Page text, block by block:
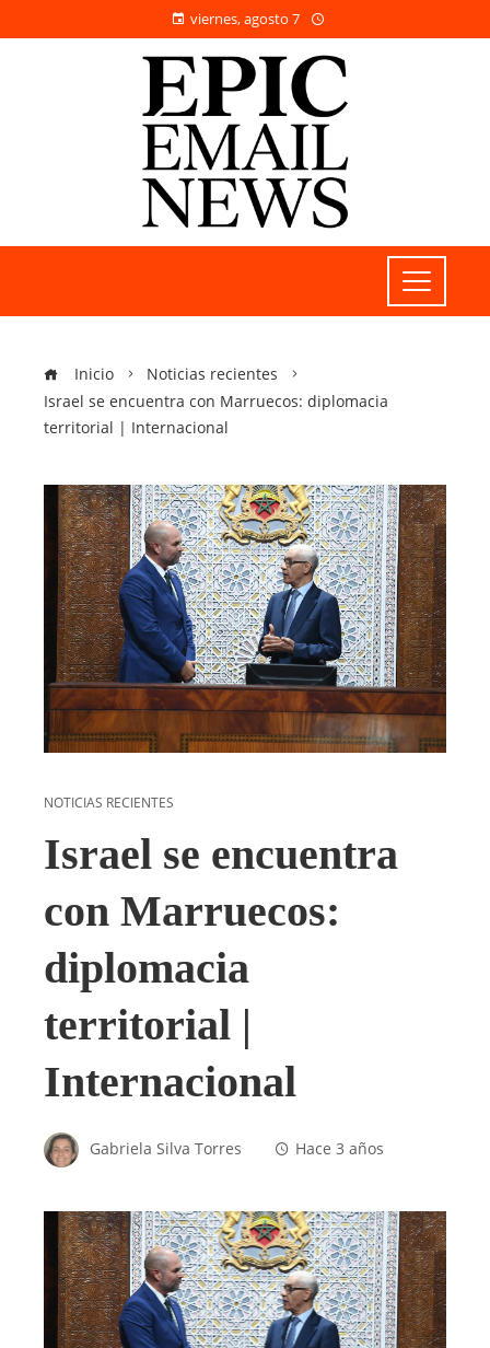
viernes, agosto 7
Inicio
Noticias recientes
Israel se encuentra con Marruecos: diplomacia
territorial | Internacional
NOTICIAS RECIENTES
Israel se encuentra
con Marruecos:
diplomacia
territorial |
Internacional
Gabriela Silva Torres Hace 3 años